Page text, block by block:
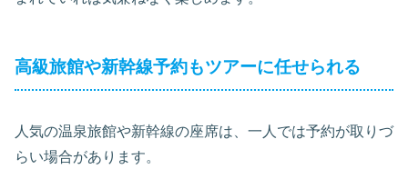
高級旅館や新幹線予約もツアーに任せられる
人気の温泉旅館や新幹線の座席は、一人では予約が取りづ
らい場合があります。